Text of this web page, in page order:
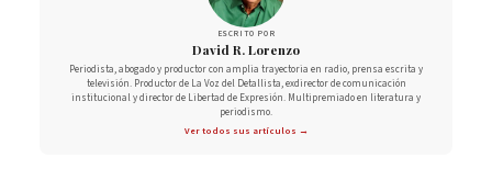
ESCRITO POR
David R. Lorenzo
Periodista, abogado y productor con amplia trayectoria en radio, prensa escrita y
televisión. Productor de La Voz del Detallista, exdirector de comunicación
institucional y director de Libertad de Expresión. Multipremiado en literatura y
periodismo.
Ver todos sus artículos →